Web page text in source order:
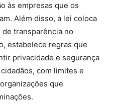
às empresas que os
Além disso, a lei coloca
transparência no
estabelece regras que
privacidade e segurança
com limites e
que